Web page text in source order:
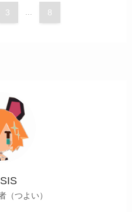
3 ... 8
（つよい）